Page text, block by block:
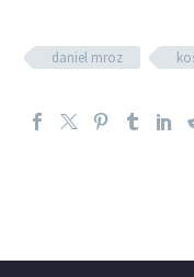
daniel mroz